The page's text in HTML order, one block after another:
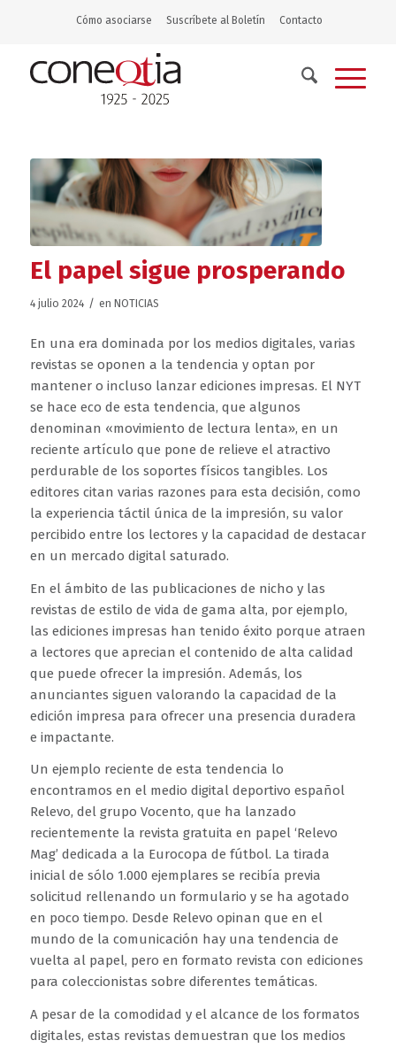
Cómo asociarse Suscríbete al Boletín Contacto
El papel sigue prosperando
4 julio 2024 / en NOTICIAS
En una era dominada por los medios digitales, varias
revistas se oponen a la tendencia y optan por
mantener o incluso lanzar ediciones impresas. El NYT
se hace eco de esta tendencia, que algunos
denominan «movimiento de lectura lenta», en un
reciente artículo que pone de relieve el atractivo
perdurable de los soportes físicos tangibles. Los
editores citan varias razones para esta decisión, como
la experiencia táctil única de la impresión, su valor
percibido entre los lectores y la capacidad de destacar
en un mercado digital saturado.
En el ámbito de las publicaciones de nicho y las
revistas de estilo de vida de gama alta, por ejemplo,
las ediciones impresas han tenido éxito porque atraen
a lectores que aprecian el contenido de alta calidad
que puede ofrecer la impresión. Además, los
anunciantes siguen valorando la capacidad de la
edición impresa para ofrecer una presencia duradera
e impactante.
Un ejemplo reciente de esta tendencia lo
encontramos en el medio digital deportivo español
Relevo, del grupo Vocento, que ha lanzado
recientemente la revista gratuita en papel ‘Relevo
Mag’ dedicada a la Eurocopa de fútbol. La tirada
inicial de sólo 1.000 ejemplares se recibía previa
solicitud rellenando un formulario y se ha agotado
en poco tiempo. Desde Relevo opinan que en el
mundo de la comunicación hay una tendencia de
vuelta al papel, pero en formato revista con ediciones
para coleccionistas sobre diferentes temáticas.
A pesar de la comodidad y el alcance de los formatos
digitales, estas revistas demuestran que los medios